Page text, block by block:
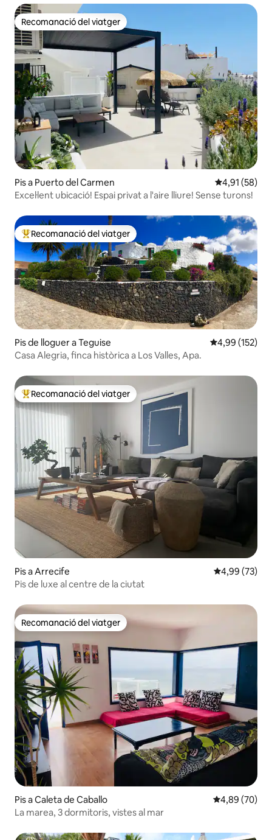
Recomanació del viatger
Recomanació del viatger
Pis a Puerto del Carmen 4,91 de
4,91 (58)
Excel·lent ubicació! Espai privat a l'aire lliure! Sense turons!
Principals recomanacions dels viatgers
Recomanació del viatger
Pis de lloguer a Teguise 4,99 de
4,99 (152)
Casa Alegria, finca històrica a Los Valles, Apa.
Principals recomanacions dels viatgers
Recomanació del viatger
Pis a Arrecife 4,99 de
4,99 (73)
Pis de luxe al centre de la ciutat
Recomanació del viatger
Recomanació del viatger
Pis a Caleta de Caballo 4,89 de
4,89 (70)
La marea, 3 dormitoris, vistes al mar